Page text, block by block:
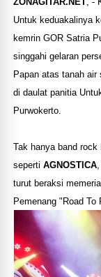
Untuk keduakalinya
kemrin GOR Satria
singgahi gelaran
Papan atas tanah air
di daulat panitia
Purwokerto.
Tak hanya band
sepertiAGNOSTICA
turut beraksi
Pemenang "Road To